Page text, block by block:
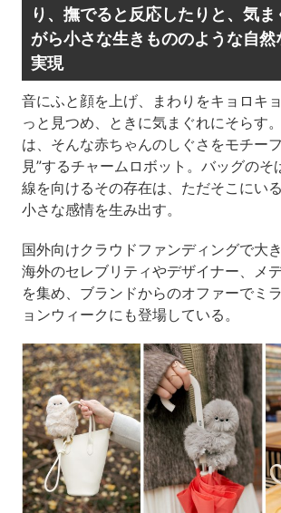
り、撫でると反応したりと、気
がら小さな生きもののような自然
実現
音にふと顔を上げ、まわりをキョロキ
っと見つめ、ときに気まぐれにそらす
は、そんな赤ちゃんのしぐさをモチー
見”するチャームロボット。バッグのそ
線を向けるその存在は、ただそこにい
小さな感情を生み出す。
国外向けクラウドファンディングで大
海外のセレブリティやデザイナー、メ
を集め、ブランドからのオファーでミ
ョンウィークにも登場している。